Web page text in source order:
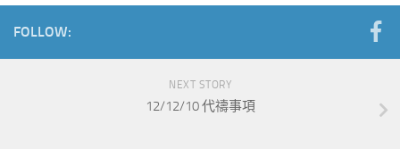
FOLLOW:
NEXT STORY
12/12/10 代禱事項